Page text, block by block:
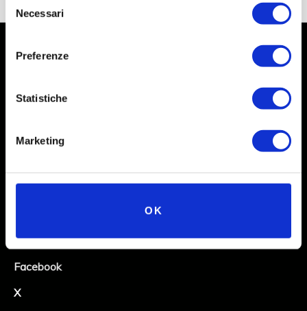
delNecessari
Preferenze
Statistiche
Marketing
OK
Instagram
Facebook
X